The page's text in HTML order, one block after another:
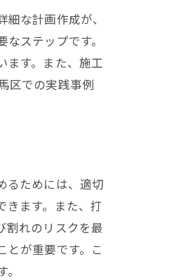
な計画作成が、
ステップです。
ます。また、施工
区での実践事例
るためには、適切
きます。また、打
割れのリスクを最
とが重要です。こ